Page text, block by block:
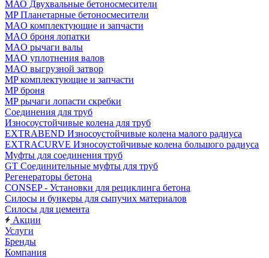
МАО Двухвальные бетоносмесители
MP Планетарные бетоносмесители
MAO комплектующие и запчасти
MAO броня лопатки
MAO рычаги валы
MAO уплотнения валов
MAO выгрузной затвор
MP комплектующие и запчасти
MP броня
MP рычаги лопасти скребки
Соединения для труб
Износоустойчивые колена для труб
EXTRABEND Износоустойчивые колена малого радиуса
EXTRACURVE Износоустойчивые колена большого радиуса
Муфты для соединения труб
GT Соединительные муфты для труб
Регенераторы бетона
CONSEP - Установки для рециклинга бетона
Силосы и бункеры для сыпучих материалов
Силосы для цемента
Акции
Услуги
Бренды
Компания